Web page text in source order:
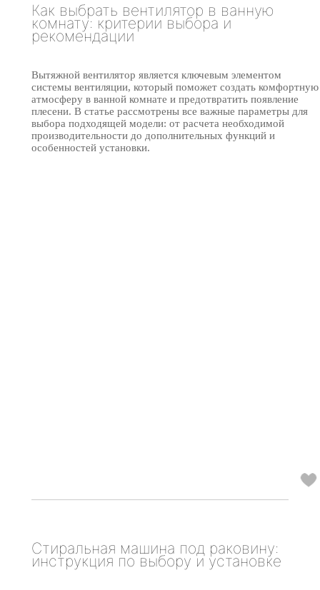
Как выбрать вентилятор в ванную
комнату: критерии выбора и
рекомендации
Вытяжной вентилятор является ключевым элементом
системы вентиляции, который поможет создать комфортную
атмосферу в ванной комнате и предотвратить появление
плесени. В статье рассмотрены все важные параметры для
выбора подходящей модели: от расчета необходимой
производительности до дополнительных функций и
особенностей установки.
Стиральная машина под раковину:
инструкция по выбору и установке